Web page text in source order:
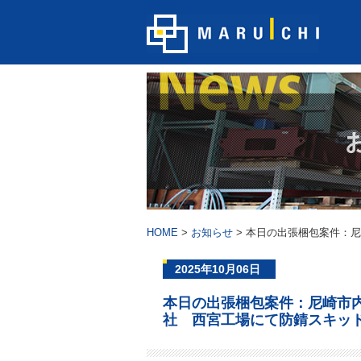
HOME > お知らせ > 本日の出張梱包案件：
2025年10月06日
本日の出張梱包案件：尼崎
社 西宮工場にて防錆スキッ